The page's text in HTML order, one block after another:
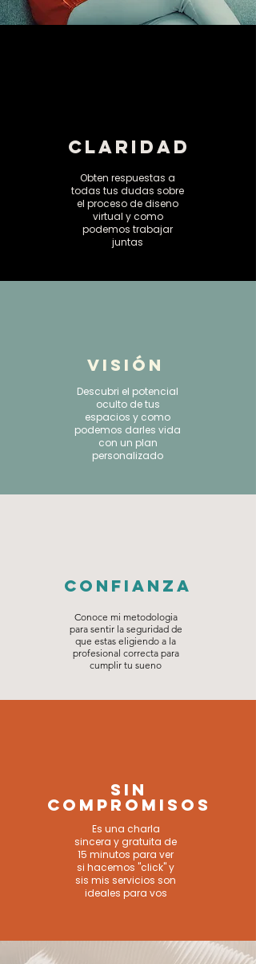
CLARIDAD
Obten respuestas a
todas tus dudas sobre
el proceso de diseno
virtual y como
podemos trabajar
juntas
visiÓn
Descubri el potencial
oculto de tus
espacios y como
podemos darles vida
con un plan
personalizado
CONFIANZA
Conoce mi metodologia
para sentir la seguridad de
que estas eligiendo a la
profesional correcta para
cumplir tu sueno
SIN
COMPROMISOS
Es una charla
sincera y gratuita de
15 minutos para ver
si hacemos "click" y
sis mis servicios son
ideales para vos